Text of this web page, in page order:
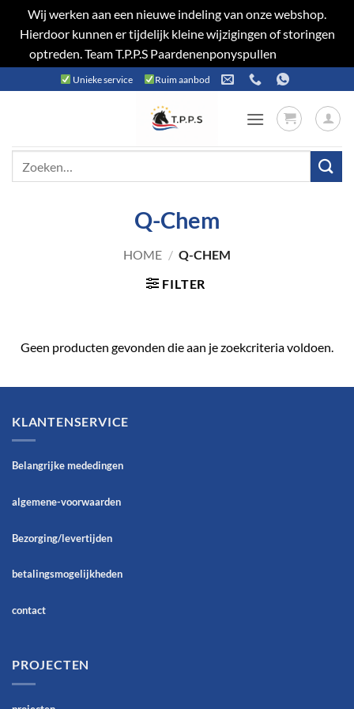
Wij werken aan een nieuwe indeling van onze webshop.
Hierdoor kunnen er tijdelijk kleine wijzigingen of storingen
optreden. Team T.P.P.S Paardenenponyspullen
naar
Unieke service Ruim aanbod
Q-Chem
HOME / Q-CHEM
FILTER
Geen producten gevonden die aan je zoekcriteria voldoen.
KLANTENSERVICE
Belangrijke mededingen
algemene-voorwaarden
Bezorging/levertijden
betalingsmogelijkheden
contact
PROJECTEN